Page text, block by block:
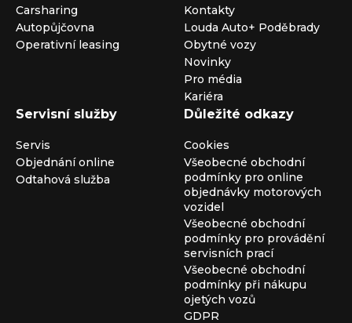
Carsharing
Autopůjčovna
Operativní leasing
Kontakty
Louda Auto+ Poděbrady
Obytné vozy
Novinky
Pro média
Kariéra
Servisní služby
Servis
Objednání online
Odtahová služba
Důležité odkazy
Cookies
Všeobecné obchodní
podmínky pro online
objednávky motorových
vozidel
Všeobecné obchodní
podmínky pro provádění
servisních prací
Všeobecné obchodní
podmínky při nákupu
ojetých vozů
GDPR